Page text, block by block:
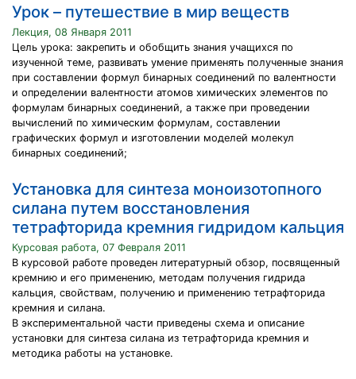
Урок – путешествие в мир веществ
Лекция, 08 Января 2011
Цель урока: закрепить и обобщить знания учащихся по
изученной теме, развивать умение применять полученные знания
при составлении формул бинарных соединений по валентности
и определении валентности атомов химических элементов по
формулам бинарных соединений, а также при проведении
вычислений по химическим формулам, составлении
графических формул и изготовлении моделей молекул
бинарных соединений;
Установка для синтеза моноизотопного
силана путем восстановления
тетрафторида кремния гидридом кальция
Курсовая работа, 07 Февраля 2011
В курсовой работе проведен литературный обзор, посвященный
кремнию и его применению, методам получения гидрида
кальция, свойствам, получению и применению тетрафторида
кремния и силана.
В экспериментальной части приведены схема и описание
установки для синтеза силана из тетрафторида кремния и
методика работы на установке.